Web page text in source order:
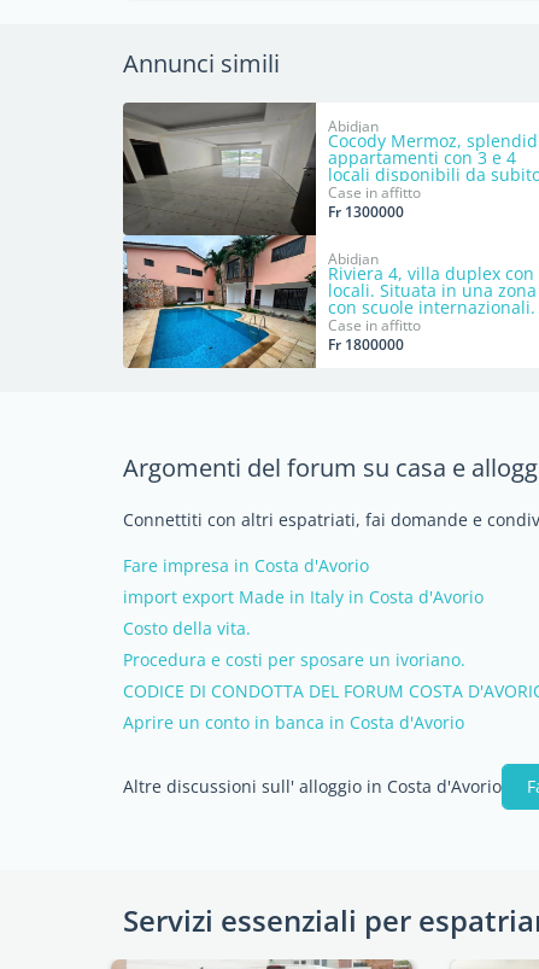
Annunci simili
Abidjan
Cocody Mermoz,
appartamenti con 3 e 4
locali disponibili da
Case in affitto
Fr 1300000
Abidjan
Riviera 4, villa duplex con
locali. Situata in una zona
con scuole internazionali.
Case in affitto
Fr 1800000
Argomenti del forum su casa e
Connettiti con altri espatriati, fai domande e
Fare impresa in Costa d'Avorio
import export Made in Italy in Costa d'Avorio
Costo della vita.
Procedura e costi per sposare un ivoriano.
CODICE DI CONDOTTA DEL FORUM COSTA
Aprire un conto in banca in Costa d'Avorio
Altre discussioni sull' alloggio in Costa d'Avorio
Servizi essenziali per